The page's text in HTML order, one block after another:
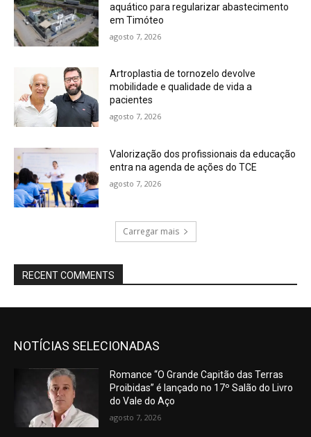
aquático para regularizar abastecimento
em Timóteo
agosto 7, 2026
Artroplastia de tornozelo devolve
mobilidade e qualidade de vida a
pacientes
agosto 7, 2026
Valorização dos profissionais da educação
entra na agenda de ações do TCE
agosto 7, 2026
Carregar mais
RECENT COMMENTS
NOTÍCIAS SELECIONADAS
Romance “O Grande Capitão das Terras
Proibidas” é lançado no 17º Salão do Livro
do Vale do Aço
agosto 7, 2026